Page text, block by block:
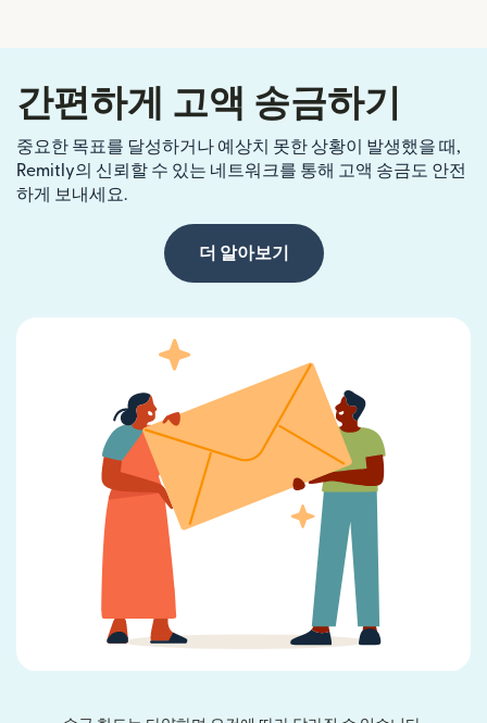
간편하게 고액 송금하기
중요한 목표를 달성하거나 예상치 못한 상황이 발생했을 때,
Remitly의 신뢰할 수 있는 네트워크를 통해 고액 송금도 안전
하게 보내세요.
더 알아보기